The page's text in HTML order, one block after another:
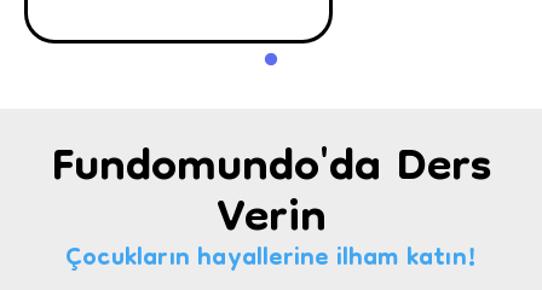
Fundomundo'da Ders
Verin
Çocukların hayallerine ilham katın!